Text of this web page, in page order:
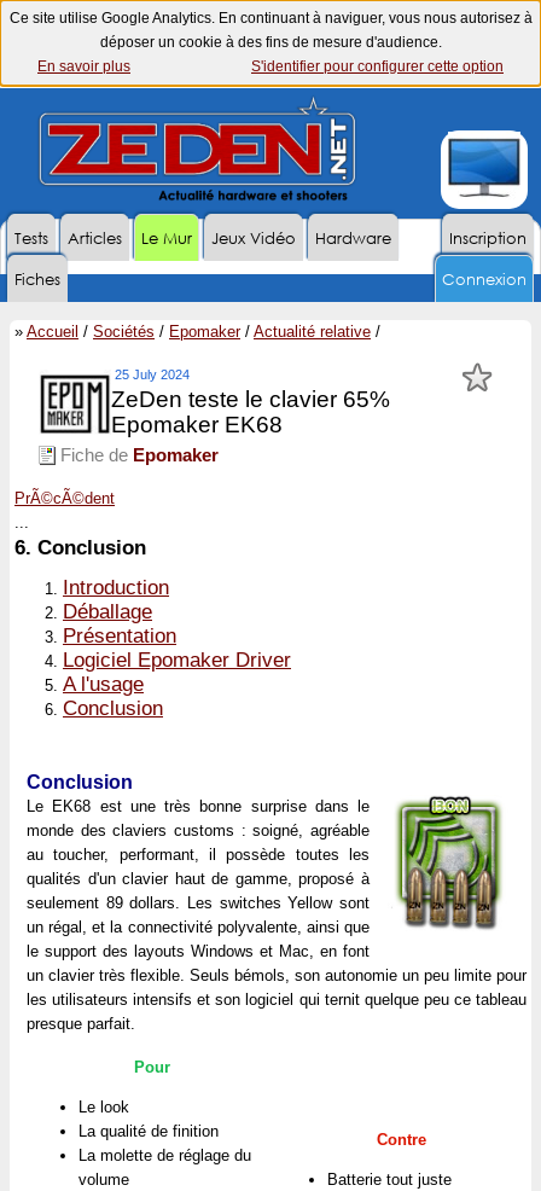
Ce site utilise Google Analytics. En continuant à naviguer, vous nous autorisez à
déposer un cookie à des fins de mesure d'audience.
En savoir plus
S'identifier pour configurer cette option
Inscription
Tests Articles Le Mur Jeux Vidéo
Hardware
Fiches
Connexion
» Accueil / Sociétés / Epomaker/ Actualité relative /
25 July 2024
ZeDen teste le clavier 65%
Epomaker EK68
Fiche de Epomaker
PrÃ©cÃ©dent
...
6. Conclusion
Introduction
Déballage
Présentation
Logiciel Epomaker Driver
A l'usage
Conclusion
Conclusion
Le EK68 est une très bonne surprise dans le
monde des claviers customs : soigné, agréable
au toucher, performant, il possède toutes les
qualités d'un clavier haut de gamme, proposé à
seulement 89 dollars. Les switches Yellow sont
un régal, et la connectivité polyvalente, ainsi que
le support des layouts Windows et Mac, en font
un clavier très flexible. Seuls bémols, son autonomie un peu limite pour
les utilisateurs intensifs et son logiciel qui ternit quelque peu ce tableau
presque parfait.
Pour
Le look
La qualité de finition
La molette de réglage du
volume
Contre
Batterie tout juste